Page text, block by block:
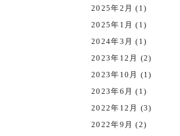
2025年2月 (1)
2025年1月 (1)
2024年3月 (1)
2023年12月 (2)
2023年10月 (1)
2023年6月 (1)
2022年12月 (3)
2022年9月 (2)